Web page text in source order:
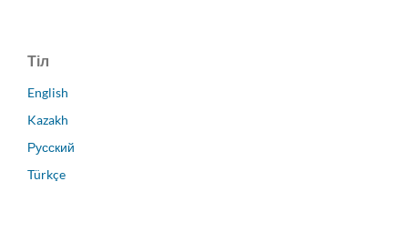
Тіл
English
Kazakh
Русский
Türkçe